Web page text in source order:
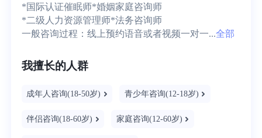
*国际认证催眠师*婚姻家庭咨询师
*二级人力资源管理师*法务咨询师
一般咨询过程：线上预约语音或者视频一对一...全部
我擅长的人群
成年人咨询(18-50岁) 青少年咨询(12-18岁)
伴侣咨询(18-60岁) 家庭咨询(12-60岁)